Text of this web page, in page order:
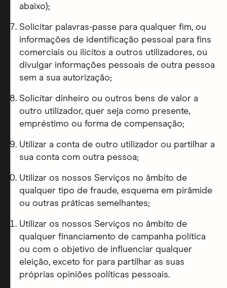
abaixo);
Solicitar palavras-passe para qualquer fim, ou
informações de identificação pessoal para fins
comerciais ou ilícitos a outros utilizadores, ou
divulgar informações pessoais de outra pessoa
sem a sua autorização;
Solicitar dinheiro ou outros bens de valor a
outro utilizador, quer seja como presente,
empréstimo ou forma de compensação;
Utilizar a conta de outro utilizador ou partilhar a
sua conta com outra pessoa;
Utilizar os nossos Serviços no âmbito de
qualquer tipo de fraude, esquema em pirâmide
ou outras práticas semelhantes;
Utilizar os nossos Serviços no âmbito de
qualquer financiamento de campanha política
ou com o objetivo de influenciar qualquer
eleição, exceto for para partilhar as suas
próprias opiniões políticas pessoais.